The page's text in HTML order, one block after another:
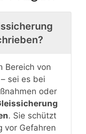
Bereich von
sei es bei
oder
. Sie schützt
vor Gefahren